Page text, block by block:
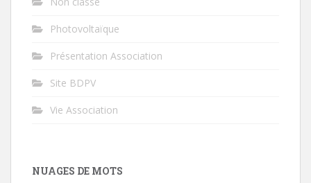
Photovoltaïque
Présentation Association
Site BDPV
Vie Association
NUAGES DE MOTS